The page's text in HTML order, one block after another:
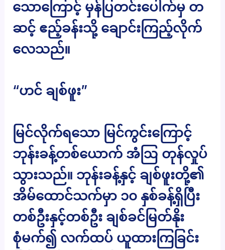
သောကြောင့် မှန်ပြတင်းပေါက်မှ တ
ဆင့် ဧည့်ခန်းသို့ ချောင်းကြည့်လိုက်
လေသည်။
“ဟင် ချစ်ဖူး”
မြင်လိုက်ရသော မြင်ကွင်းကြောင့်
ဘုန်းခန့်တစ်ယောက် အံဩ တုန်လှုပ်
သွားသည်။ ဘုန်းခန့်နှင့် ချစ်ဖူးတို့၏
အိမ်ထောင်သက်မှာ ၁၀ နှစ်ခန့်ရှိပြီး
တစ်ဦးနှင့်တစ်ဦး ချစ်ခင်မြတ်နိုး
စုံမက်၍ လက်ထပ် ယူထားကြခြင်း